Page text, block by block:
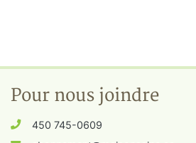
Pour nous joindre
450 745-0609